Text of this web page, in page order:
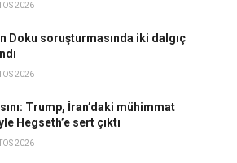
2026
Doku soruşturmasında iki dalgıç
2026
Trump, İran’daki mühimmat
Hegseth’e sert çıktı
2026